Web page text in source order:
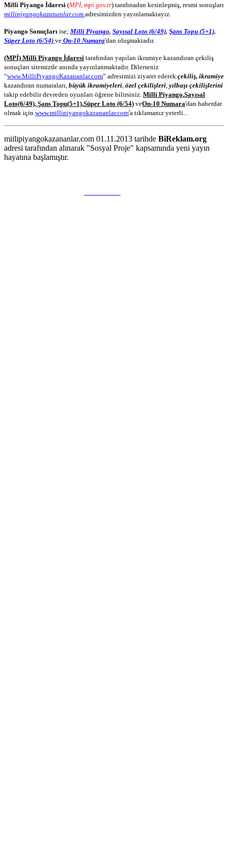
Milli Piyango İdaresi (MPİ, mpi gov.tr) tarafınadan kesinleşmiş, resmi sonuşları
millipiyangokazananlar.com adresimizden yayınlamaktayız.
Piyango Sonuçları ise; Milli Piyango, Sayısal Loto (6/49), Şans Topu (5+1),
Süper Loto (6/54) ve On-10 Numara'dan oluşmaktadır.
(MPİ) Milli Piyango İdaresi tarafından yapılan ikramiye kazandıran çekiliş
sonuçları sitemizde anında yayınlanmaktadır. Dilerseniz
“www.MilliPiyangoKazananlar.com” adresimizi ziyaret ederek çekiliş, ikramiye
kazandıran numaraları, büyük ikramiyeleri özel çekilişleri yılbaşı çekilişlerini
takip edebilir devreden oyunları öğrene bilirsiniz. Milli Piyango,Sayısal
Loto(6/49), Şans Topu(5+1),Süper Loto (6/54) veOn-10 Numara'dan haberdar
olmak için www.millipiyangokazananlar.com'a tıklamanız yeterli...
miilipiyangokazananlar.com 01.11.2013 tarihde BiReklam.org
adresi tarafından alınarak "Sosyal Proje" kapsamında yeni yayın
hayatına başlamıştır.